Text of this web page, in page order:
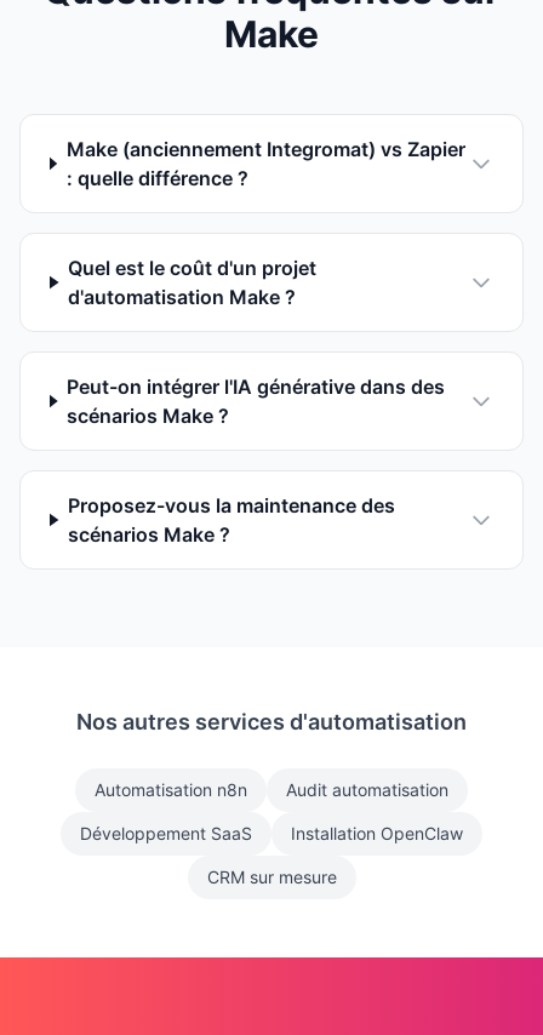
Make
Make (anciennement Integromat) vs Zapier
: quelle différence ?
Quel est le coût d'un projet
d'automatisation Make ?
Peut-on intégrer l'IA générative dans des
scénarios Make ?
Proposez-vous la maintenance des
scénarios Make ?
Nos autres services d'automatisation
Automatisation n8n Audit automatisation
Développement SaaS Installation OpenClaw
CRM sur mesure